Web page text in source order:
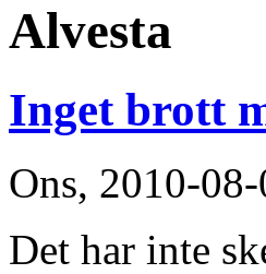
Alvesta
Inget brott
Ons, 2010-
Det har inte